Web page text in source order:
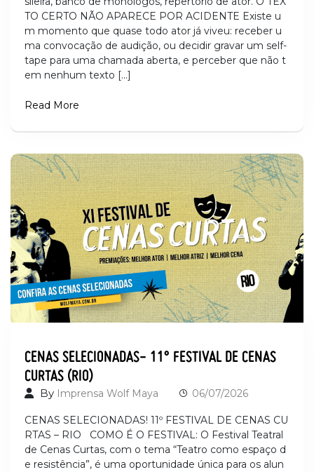
TO CERTO NÃO APARECE POR ACIDENTE Existe u
m momento que quase todo ator já viveu: receber u
ma convocação de audição, ou decidir gravar um self-
tape para uma chamada aberta, e perceber que não t
em nenhum texto […]
Read More
CENAS SELECIONADAS- 11° FESTIVAL DE CENAS
CURTAS (RIO)
By Imprensa Wolf Maya 06/07/2026
CENAS SELECIONADAS! 11º FESTIVAL DE CENAS CU
RTAS – RIO COMO É O FESTIVAL: O Festival Teatral
de Cenas Curtas, com o tema “Teatro como espaço d
e resistência”, é uma oportunidade única para os alun